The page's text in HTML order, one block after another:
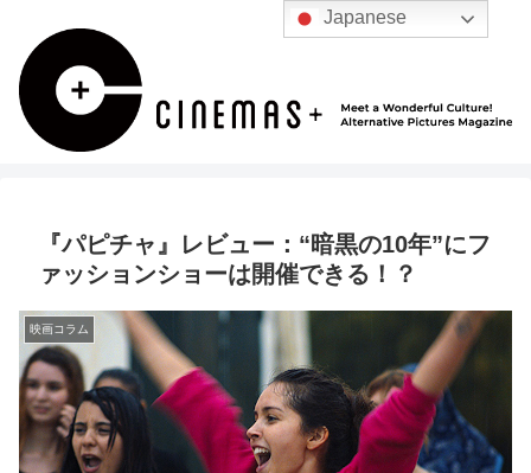
『パピチャ』レビュー：“暗黒の10年”にフ
ァッションショーは開催できる！？
映画コラム
Japanese